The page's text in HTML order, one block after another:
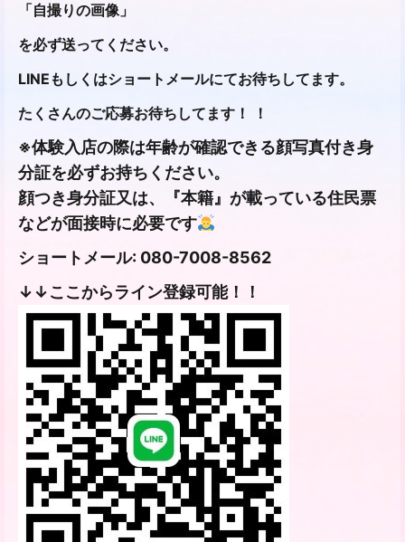
「自撮りの画像」
を必ず送ってください。
LINEもしくはショートメールにてお待ちしてます。
たくさんのご応募お待ちしてます！ ！
※体験入店の際は年齢が確認できる顔写真付き身
分証を必ずお持ちください。
顔つき身分証又は、『本籍』が載っている住民票
などが面接時に必要です
ショートメール: 080-7008-8562
↓↓ここからライン登録可能！！